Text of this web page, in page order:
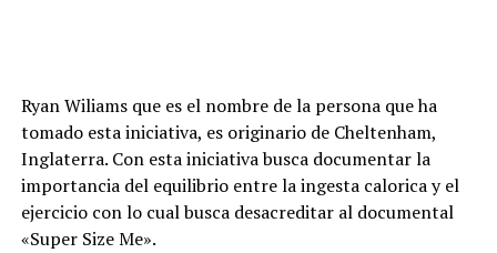
Ryan Wiliams que es el nombre de la persona que ha
tomado esta iniciativa, es originario de Cheltenham,
Inglaterra. Con esta iniciativa busca documentar la
importancia del equilibrio entre la ingesta calorica y el
ejercicio con lo cual busca desacreditar al documental
«Super Size Me».